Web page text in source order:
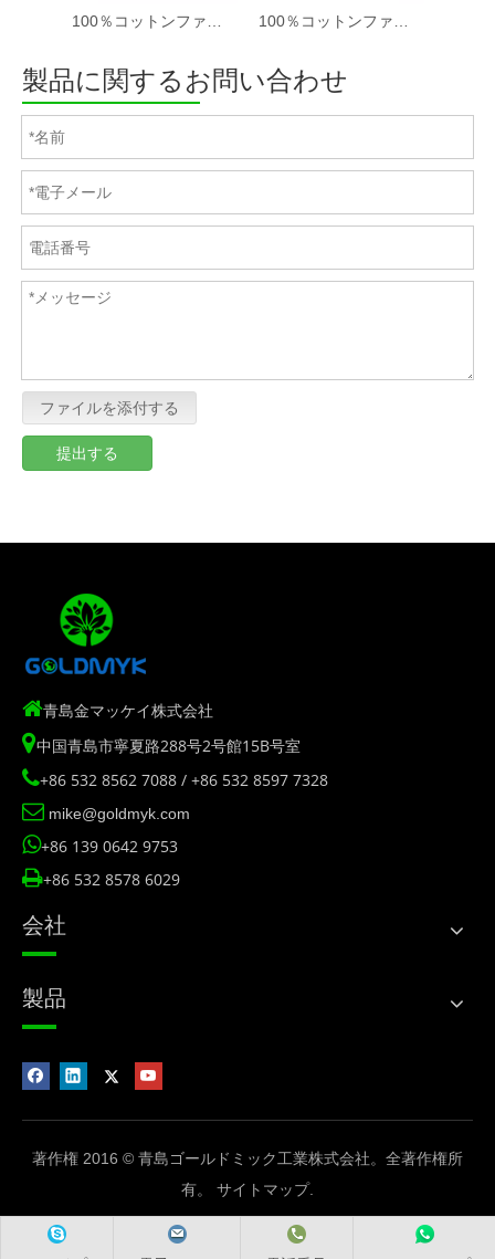
製品に関するお問い合わせ
ファイルを添付する
提出する
青島金マッケイ株式会社
中国青島市寧夏路288号2号館15B号室
+86 532 8562 7088 / +86 532 8597 7328
 mike@goldmyk.com
+86 139 0642 9753
+86 532 8578 6029
会社
製品
著作権 2016 © 青島ゴールドミック工業株式会社。全著作権所
有。 サイトマップ.